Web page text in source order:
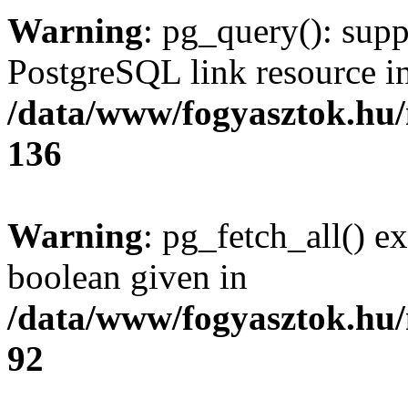
Warning: pg_query():
PostgreSQL link resource
/data/www/
136
Warning: pg_fetch_all()
boolean given in
/data/www/
92